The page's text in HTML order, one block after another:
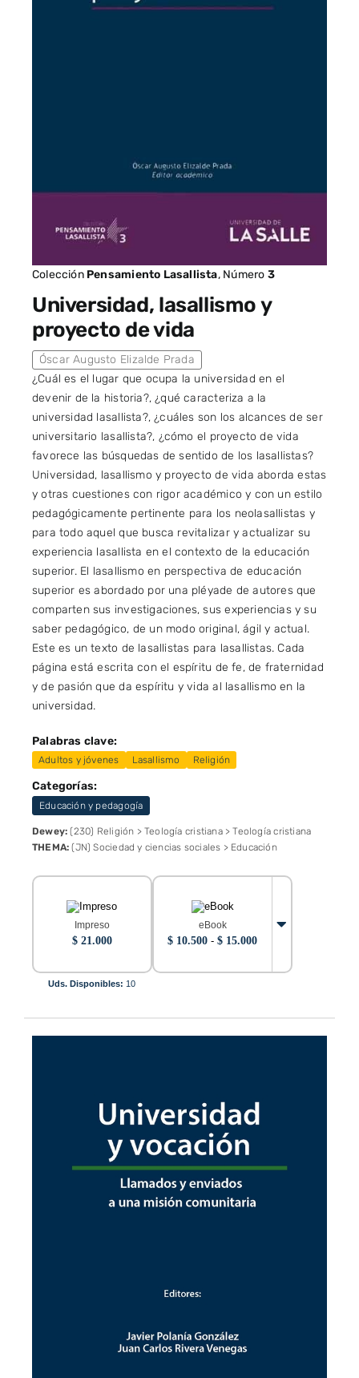
Colección Pensamiento Lasallista, Número 3
Universidad, lasallismo y
proyecto de vida
Óscar Augusto Elizalde Prada
¿Cuál es el lugar que ocupa la universidad en el
devenir de la historia?, ¿qué caracteriza a la
universidad lasallista?, ¿cuáles son los alcances de ser
universitario lasallista?, ¿cómo el proyecto de vida
favorece las búsquedas de sentido de los lasallistas?
Universidad, lasallismo y proyecto de vida aborda estas
y otras cuestiones con rigor académico y con un estilo
pedagógicamente pertinente para los neolasallistas y
para todo aquel que busca revitalizar y actualizar su
experiencia lasallista en el contexto de la educación
superior. El lasallismo en perspectiva de educación
superior es abordado por una pléyade de autores que
comparten sus investigaciones, sus experiencias y su
saber pedagógico, de un modo original, ágil y actual.
Este es un texto de lasallistas para lasallistas. Cada
página está escrita con el espíritu de fe, de fraternidad
y de pasión que da espíritu y vida al lasallismo en la
universidad.
Palabras clave:
Adultos y jóvenes Lasallismo Religión
Categorías:
Educación y pedagogía
Dewey: (230) Religión > Teología cristiana > Teología cristiana
THEMA: (JN) Sociedad y ciencias sociales > Educación
Impreso
$21.000
Uds. Disponibles: 10
eBook
$ 10.500 - $ 15.000Rango
desde